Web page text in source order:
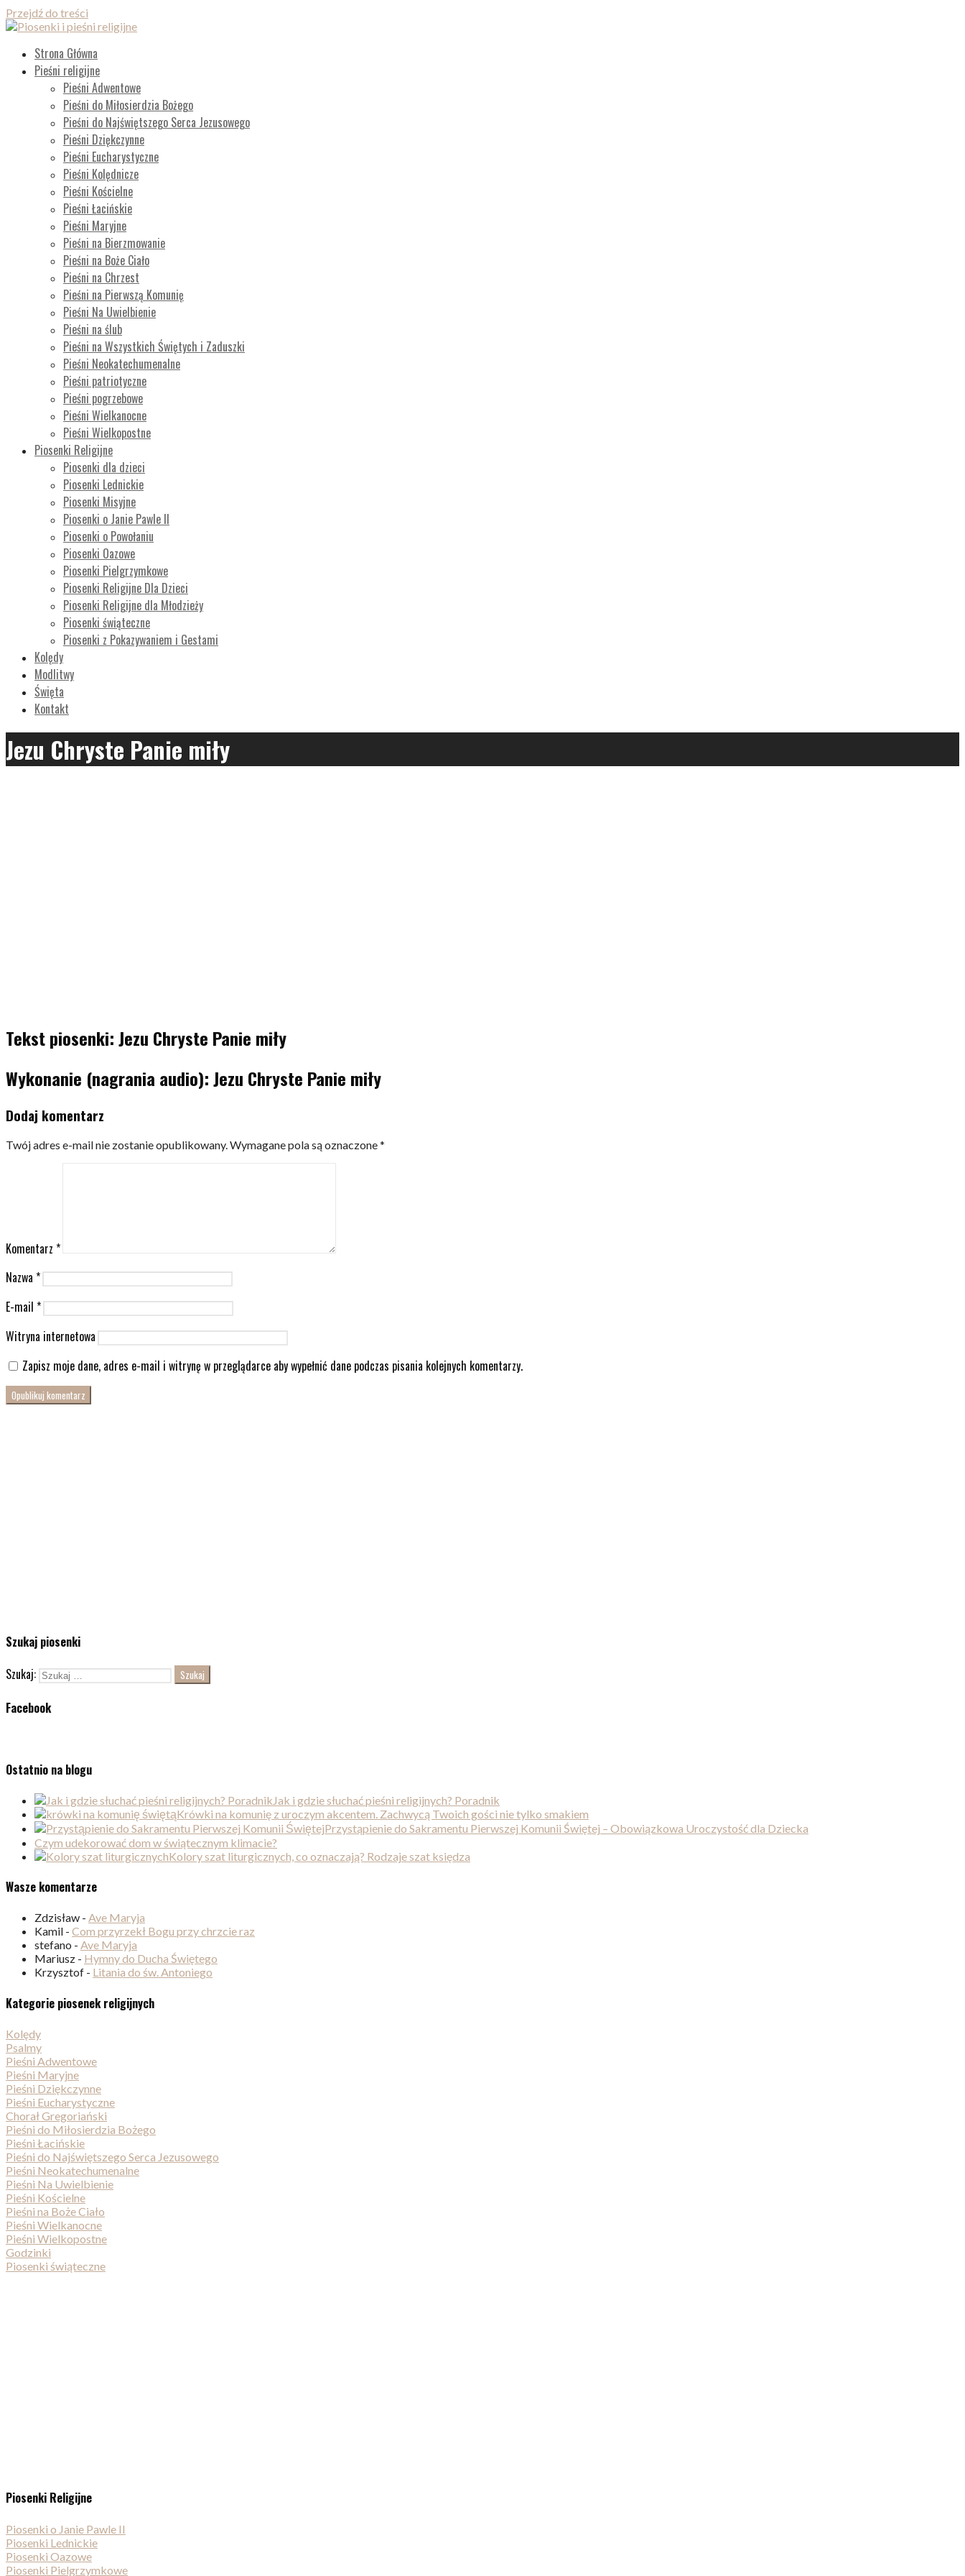
Przejdź do treści
Strona Główna
Pieśni religijne
Pieśni Adwentowe
Pieśni do Miłosierdzia Bożego
Pieśni do Najświętszego Serca Jezusowego
Pieśni Dziękczynne
Pieśni Eucharystyczne
Pieśni Kolędnicze
Pieśni Kościelne
Pieśni Łacińskie
Pieśni Maryjne
Pieśni na Bierzmowanie
Pieśni na Boże Ciało
Pieśni na Chrzest
Pieśni na Pierwszą Komunię
Pieśni Na Uwielbienie
Pieśni na ślub
Pieśni na Wszystkich Świętych i Zaduszki
Pieśni Neokatechumenalne
Pieśni patriotyczne
Pieśni pogrzebowe
Pieśni Wielkanocne
Pieśni Wielkopostne
Piosenki Religijne
Piosenki dla dzieci
Piosenki Lednickie
Piosenki Misyjne
Piosenki o Janie Pawle II
Piosenki o Powołaniu
Piosenki Oazowe
Piosenki Pielgrzymkowe
Piosenki Religijne Dla Dzieci
Piosenki Religijne dla Młodzieży
Piosenki świąteczne
Piosenki z Pokazywaniem i Gestami
Kolędy
Modlitwy
Święta
Kontakt
Jezu Chryste Panie miły
Tekst piosenki: Jezu Chryste Panie miły
Wykonanie (nagrania audio): Jezu Chryste Panie miły
Dodaj komentarz
Twój adres e-mail nie zostanie opublikowany.Wymagane pola są oznaczone*
Komentarz *
Nazwa *
E-mail *
Witryna internetowa
Zapisz moje dane, adres e-mail i witrynę w przeglądarce aby wypełnić dane podczas pisania kolejnych komentarzy.
Szukaj piosenki
Szukaj:
Facebook
Ostatnio na blogu
Jak i gdzie słuchać pieśni religijnych? Poradnik
Krówki na komunię z uroczym akcentem. Zachwycą Twoich gości nie tylko smakiem
Przystąpienie do Sakramentu Pierwszej Komunii Świętej – Obowiązkowa Uroczystość dla Dziecka
Czym udekorować dom w świątecznym klimacie?
Kolory szat liturgicznych, co oznaczają? Rodzaje szat księdza
Wasze komentarze
Zdzisław - Ave Maryja
Kamil - Com przyrzekł Bogu przy chrzcie raz
stefano - Ave Maryja
Mariusz - Hymny do Ducha Świętego
Krzysztof - Litania do św. Antoniego
Kategorie piosenek religijnych
Kolędy
Psalmy
Pieśni Adwentowe
Pieśni Maryjne
Pieśni Dziękczynne
Pieśni Eucharystyczne
Chorał Gregoriański
Pieśni do Miłosierdzia Bożego
Pieśni Łacińskie
Pieśni do Najświętszego Serca Jezusowego
Pieśni Neokatechumenalne
Pieśni Na Uwielbienie
Pieśni Kościelne
Pieśni na Boże Ciało
Pieśni Wielkanocne
Pieśni Wielkopostne
Godzinki
Piosenki świąteczne
Piosenki Religijne
Piosenki o Janie Pawle II
Piosenki Lednickie
Piosenki Oazowe
Piosenki Pielgrzymkowe